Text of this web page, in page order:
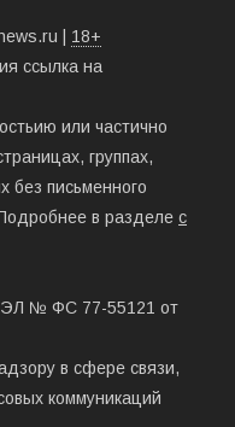
| 18+
ссылка на
или частично
группах,
без письменного
в разделе с
ЭЛ № ФС 77-55121 от
в сфере связи,
коммуникаций